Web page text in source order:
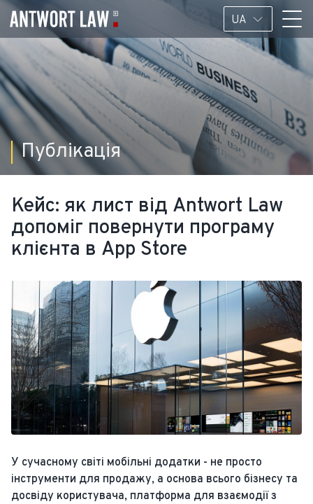
UA
Публікація
Кейс: як лист від Antwort Law
допоміг повернути програму
клієнта в App Store
У сучасному світі мобільні додатки - не просто
інструменти для продажу, а основа всього бізнесу та
досвіду користувача, платформа для взаємодії з